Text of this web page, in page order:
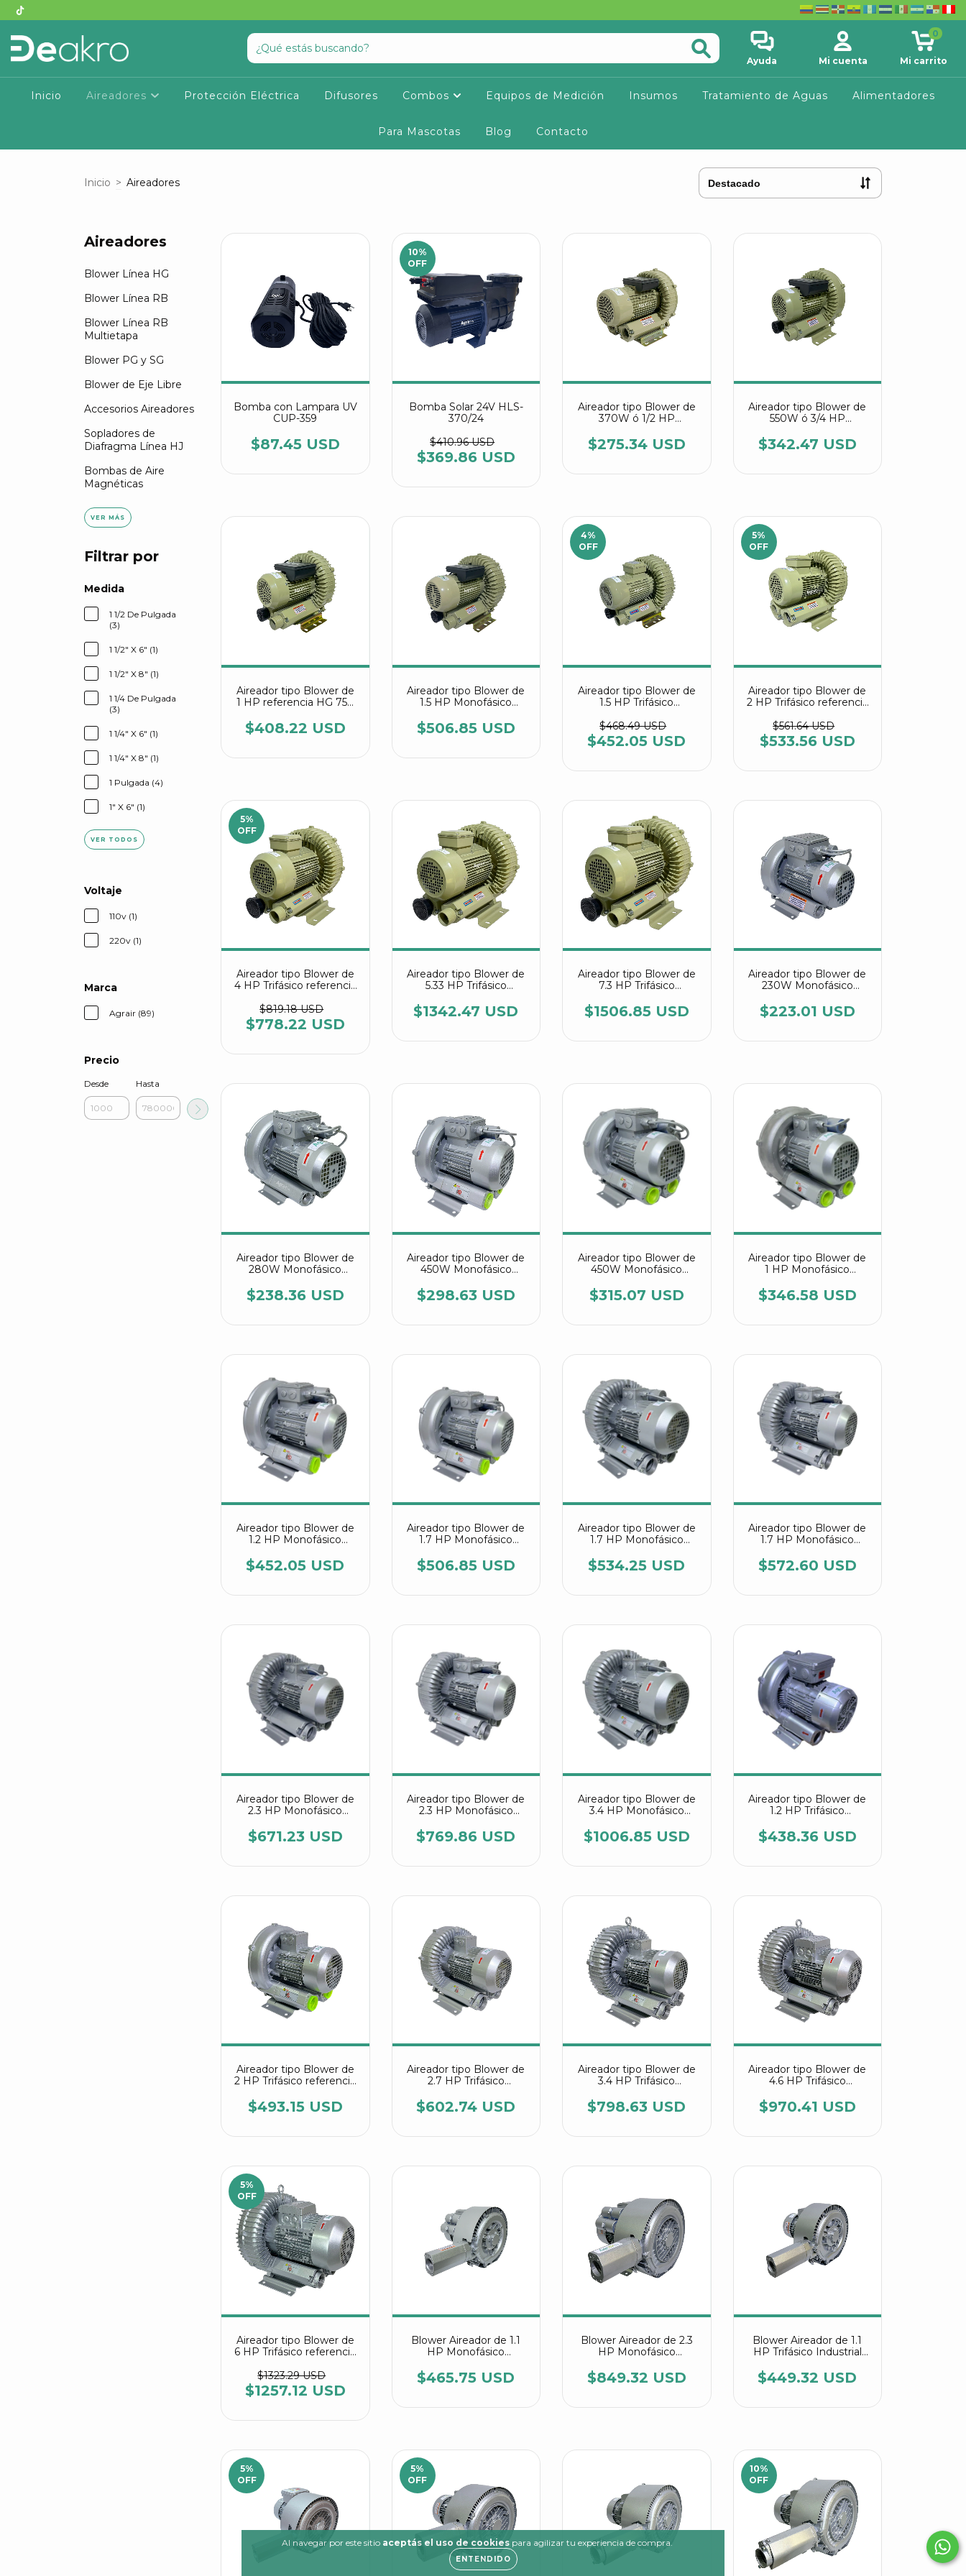
Ayuda Mi cuenta Mi carrito
0
Inicio Aireadores Protección Eléctrica Difusores Combos Equipos de Medición Insumos Tratamiento de Aguas Alimentadores
Para Mascotas Blog Contacto
Al navegar por este sitio aceptás el uso de cookies para agilizar tu experiencia de compra.
ENTENDIDO
Inicio > Aireadores
Aireadores
Blower Línea HG
Blower Línea RB
Blower Línea RB
Multietapa
Blower PG y SG
Blower de Eje Libre
Accesorios Aireadores
Sopladores de
Diafragma Línea HJ
Bombas de Aire
Magnéticas
VER MÁS
Filtrar por
Medida
1 1/2 De Pulgada
(3)
1 1/2" X 6" (1)
1 1/2" X 8" (1)
1 1/4 De Pulgada
(3)
1 1/4" X 6" (1)
1 1/4" X 8" (1)
1 Pulgada (4)
1" X 6" (1)
VER TODOS
Voltaje
110v (1)
220v (1)
Marca
Agrair (89)
Precio
Desde Hasta
Bomba con Lampara UV
CUP-359
$87.45 USD
10%
OFF
Bomba Solar 24V HLS-
370/24
$410.96 USD
$369.86 USD
Aireador tipo Blower de
370W ó 1/2 HP
Agrair
$275.34 USD
Aireador tipo Blower de
550W ó 3/4 HP
Agrair
$342.47 USD
Aireador tipo Blower de
1 HP referencia HG 750
$408.22 USD
Aireador tipo Blower de
1.5 HP Monofásico
Agrair
$506.85 USD
4%
OFF
Aireador tipo Blower de
1.5 HP Trifásico
Agrair
$468.49 USD
$452.05 USD
5%
OFF
Aireador tipo Blower de
2 HP Trifásico referencia
$561.64 USD
$533.56 USD
5%
OFF
Aireador tipo Blower de
4 HP Trifásico referencia
$819.18 USD
$778.22 USD
Aireador tipo Blower de
5.33 HP Trifásico
Agrair
$1342.47 USD
Aireador tipo Blower de
7.3 HP Trifásico
Agrair
$1506.85 USD
Aireador tipo Blower de
230W Monofásico
7AV15
$223.01 USD
Aireador tipo Blower de
280W Monofásico
7AV15
$238.36 USD
Aireador tipo Blower de
450W Monofásico
7AV15
$298.63 USD
Aireador tipo Blower de
450W Monofásico
7AV15
$315.07 USD
Aireador tipo Blower de
1 HP Monofásico
7AV15
$346.58 USD
Aireador tipo Blower de
1.2 HP Monofásico
7AV15
$452.05 USD
Aireador tipo Blower de
1.7 HP Monofásico
7AV25
$506.85 USD
Aireador tipo Blower de
1.7 HP Monofásico
7AA11
$534.25 USD
Aireador tipo Blower de
1.7 HP Monofásico
7AV15
$572.60 USD
Aireador tipo Blower de
2.3 HP Monofásico
7AV26
$671.23 USD
Aireador tipo Blower de
2.3 HP Monofásico
7AV25
$769.86 USD
Aireador tipo Blower de
3.4 HP Monofásico
7AA11
$1006.85 USD
Aireador tipo Blower de
1.2 HP Trifásico
1A916 IE3
$438.36 USD
Aireador tipo Blower de
2 HP Trifásico referencia
$493.15 USD
Aireador tipo Blower de
2.7 HP Trifásico
7AW26
$602.74 USD
Aireador tipo Blower de
3.4 HP Trifásico
7AW16
$798.63 USD
Aireador tipo Blower de
4.6 HP Trifásico
7AW26
$970.41 USD
5%
OFF
Aireador tipo Blower de
6 HP Trifásico referencia
$1323.29 USD
$1257.12 USD
Blower Aireador de 1.1
HP Monofásico
referencia 2RB 220
7AW25
$465.75 USD
Blower Aireador de 2.3
HP Monofásico
referencia 2RB 420
7AV35
$849.32 USD
Blower Aireador de 1.1
HP Trifásico Industrial
2RB 220 7AW26
$449.32 USD
5%
OFF
5%
OFF
10%
OFF